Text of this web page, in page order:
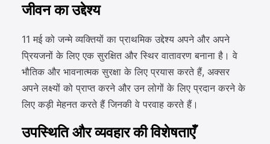
जीवन का उद्देश्य
11 मई को जन्मे व्यक्तियों का प्राथमिक उद्देश्य अपने और अपने
प्रियजनों के लिए एक सुरक्षित और स्थिर वातावरण बनाना है। वे
भौतिक और भावनात्मक सुरक्षा के लिए प्रयास करते हैं, अक्सर
अपने लक्ष्यों को प्राप्त करने और उन लोगों के लिए प्रदान करने के
लिए कड़ी मेहनत करते हैं जिनकी वे परवाह करते हैं।
उपस्थिति और व्यवहार की विशेषताएँ